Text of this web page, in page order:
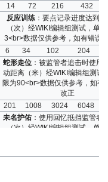
212106031806360
14 72 216 432
反应训练 ：要点记录进度达到
（次） 经WIKI编辑组测试，单
3<br>数据仅供参考，如有错误
6 34 102 204
蛇形走位 ：被监管者追击时使用
动距离（米） 经WIKI编辑组测试
限为90<br>数据仅供参考，如有
改正
201 1008 3024 6048
未名护佑 ：使用回忆抵挡监管者
（次） 经WIKI编辑组测试，单